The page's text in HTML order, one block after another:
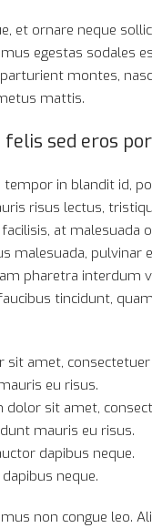
et ornare neque
egestas sodales
montes,
mattis.
felis sed eros
tempor in blandit id,
risus lectus,
at malesuada
malesuada, pulvinar
pharetra interdum
tincidunt,
amet, consectetuer
eu risus.
dolor sit amet,
mauris eu risus.
dapibus neque.
neque.
non congue leo.